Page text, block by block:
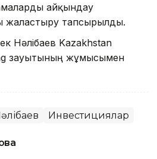
айқындау
жалғастыру тапсырылды.
Нәлібаев Kazakhstan
зауытының жұмысымен
Инвестициялар